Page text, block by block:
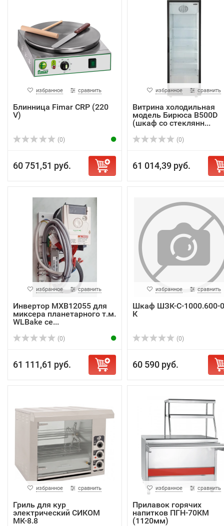
избранное сравнить
Блинница Fimar CRP (220
V)
(0)
60 751,51 руб.
избранное сравнить
Витрина холодильная
модель Бирюса B500D
(шкаф со стеклянн...
(0)
61 014,39 руб.
избранное сравнить
Инвертор MXB12055 для
миксера планетарного т.м.
WLBake се...
(0)
61 111,61 руб.
избранное сравнить
Шкаф ШЗК-С-1000.600-
К
(0)
60 590 руб.
избранное сравнить
Гриль для кур
электрический СИКОМ
МК-8.8
избранное сравнить
Прилавок горячих
напитков ПГН-70КМ
(1120мм)